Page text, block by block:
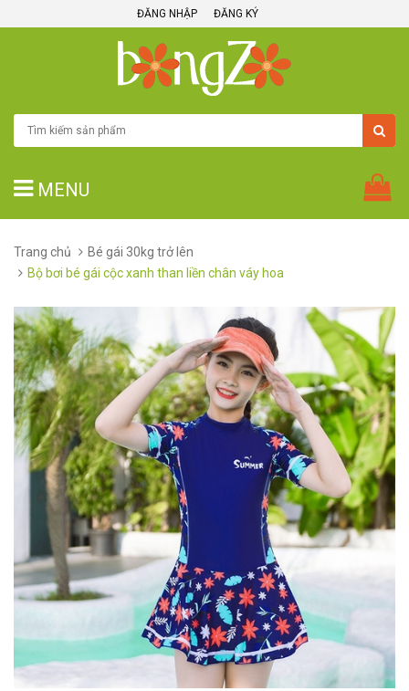
ĐĂNG NHẬP ĐĂNG KÝ
MENU
Trang chủ
Bé gái 30kg trở lên
Bộ bơi bé gái cộc xanh than liền chân váy hoa